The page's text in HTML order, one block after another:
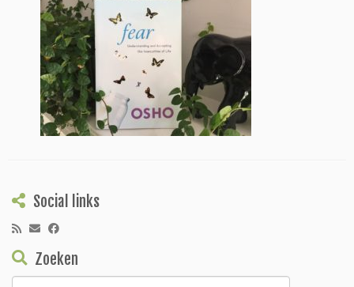
Social links
Zoeken